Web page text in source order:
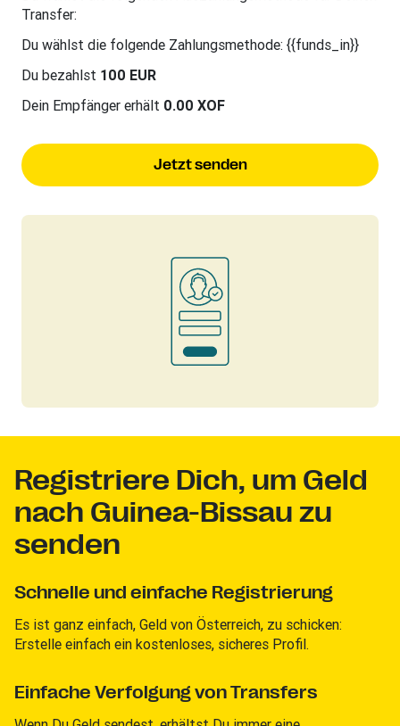
Transfer:
Du wählst die folgende Zahlungsmethode: {{funds_in}}
Du bezahlst 100 EUR
Dein Empfänger erhält 0.00 XOF
Jetzt senden
Registriere Dich, um Geld
nach Guinea-Bissau zu
senden
Schnelle und einfache Registrierung
Es ist ganz einfach, Geld von Österreich, zu schicken:
Erstelle einfach ein kostenloses, sicheres Profil.
Einfache Verfolgung von Transfers